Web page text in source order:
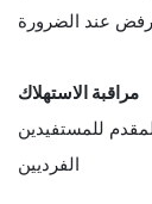
عند الضرورة
مراقبة الاستهلاك
للمستفيدين
الفرديين